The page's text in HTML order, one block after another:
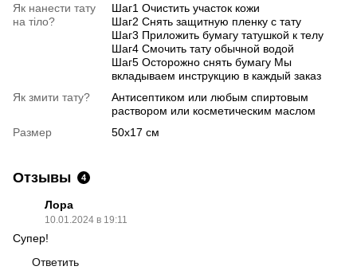
Як нанести тату
на тіло?
Шаг1 Очистить участок кожи
Шаг2 Снять защитную пленку с тату
Шаг3 Приложить бумагу татушкой к телу
Шаг4 Смочить тату обычной водой
Шаг5 Осторожно снять бумагу Мы
вкладываем инструкцию в каждый заказ
Як змити тату?
Антисептиком или любым спиртовым
раствором или косметическим маслом
Размер
50х17 см
Отзывы 4
Лора
10.01.2024 в 19:11
Супер!
Ответить